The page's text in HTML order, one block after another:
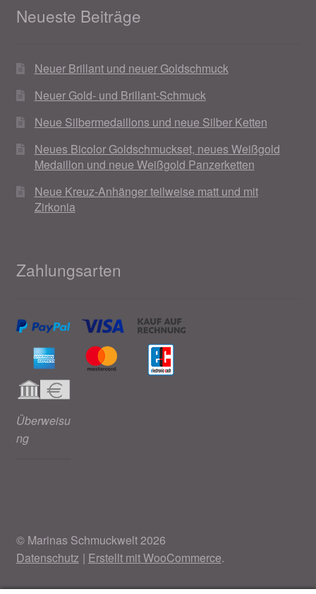
Neueste Beiträge
Neuer Brillant und neuer Goldschmuck
Neuer Gold- und Brillant-Schmuck
Neue Silbermedaillons und neue Silber Ketten
Neues Bicolor Goldschmuckset, neues Weißgold
Medaillon und neue Weißgold Panzerketten
Neue Kreuz-Anhänger teilweise matt und mit
Zirkonia
Zahlungsarten
Überweisu
ng
© Marinas Schmuckwelt 2026
Datenschutz
Erstellt mit WooCommerce.